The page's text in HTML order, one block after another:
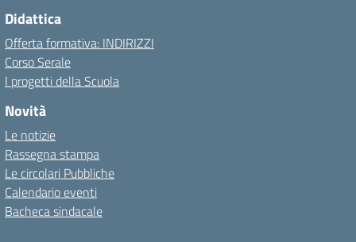
Didattica
Offerta formativa: INDIRIZZI
Corso Serale
I progetti della Scuola
Novità
Le notizie
Rassegna stampa
Le circolari Pubbliche
Calendario eventi
Bacheca sindacale